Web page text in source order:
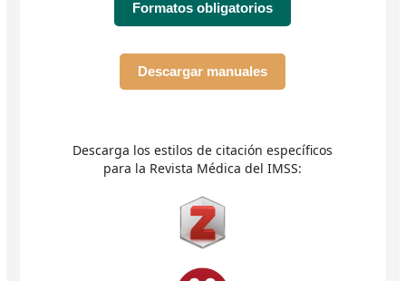
Formatos obligatorios
Descargar manuales
Descarga los estilos de citación específicos
para la Revista Médica del IMSS: